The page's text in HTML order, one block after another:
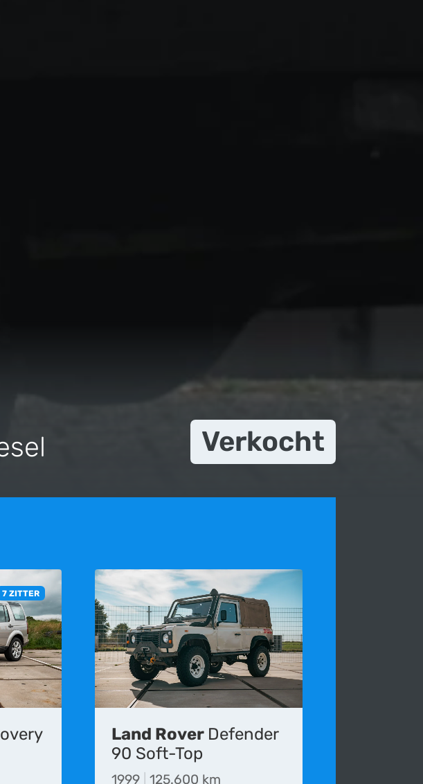
Verkocht
7 ZITTER
Land Rover Defender
90 Soft-Top
1999 125.600 km
op 20-10-2018 en is voor het laatst bijgewerkt op 03-09-2020.
dat de informatie die wordt gepubliceerd onvolledig, verouderd of